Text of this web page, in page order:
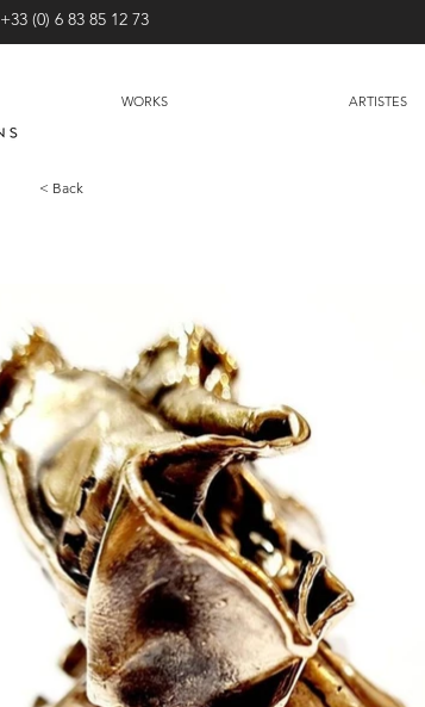
+33 (0) 6 83 85 12 73
WORKS ARTISTES
< Back